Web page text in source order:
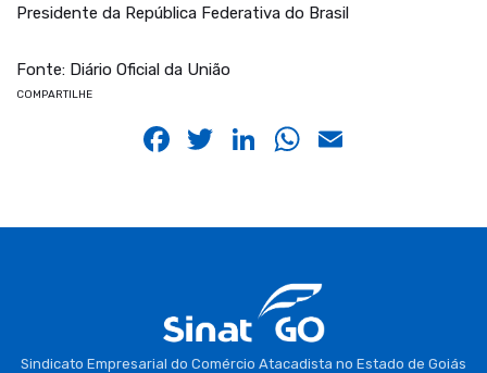
Presidente da República Federativa do Brasil
Fonte: Diário Oficial da União
COMPARTILHE
Facebook
Twitter
LinkedIn
WhatsApp
Sindicato Empresarial do Comércio Atacadista no Estado de Goiás